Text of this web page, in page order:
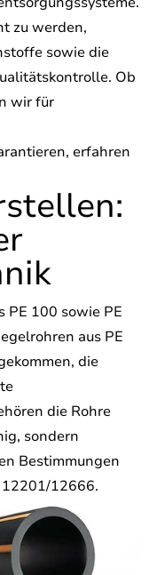
zu werden,
sowie die
Ob
wir für
erfahren
PE 100 sowie PE
aus PE
die
die Rohre
sondern
Bestimmungen
12201/12666.